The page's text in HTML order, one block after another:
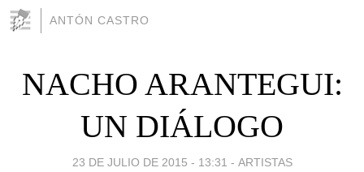
ANTÓN CASTRO
NACHO ARANTEGUI:
UN DIÁLOGO
23 DE JULIO DE 2015 - 13:31 - ARTISTAS